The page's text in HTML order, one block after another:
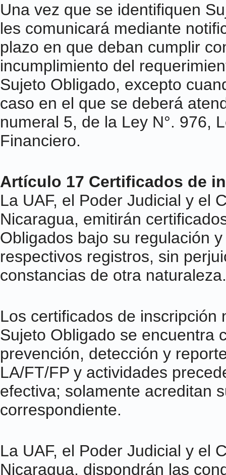
Una vez que se identifiquen
les comunicará mediante
plazo en que deban cumplir
incumplimiento del
Sujeto Obligado, excepto
caso en el que se deberá
numeral 5, de la Ley N°. 976,
Financiero.
Artículo 17 Certificados de
La UAF, el Poder Judicial y el
Nicaragua, emitirán
Obligados bajo su regulación
respectivos registros, sin
constancias de otra naturaleza.
Los certificados de
Sujeto Obligado se encuentra
prevención, detección y
LA/FT/FP y actividades
efectiva; solamente acreditan
correspondiente.
La UAF, el Poder Judicial y el
Nicaragua, dispondrán las